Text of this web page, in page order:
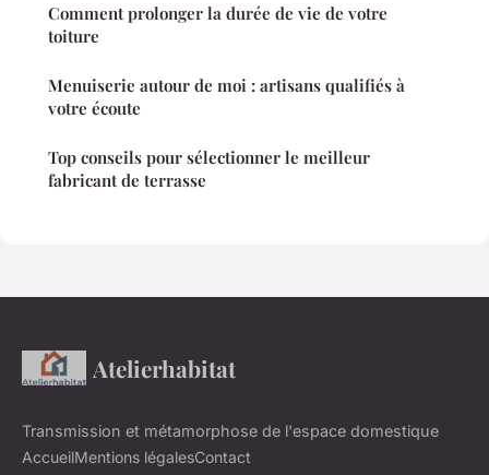
Comment prolonger la durée de vie de votre
toiture
Menuiserie autour de moi : artisans qualifiés à
votre écoute
Top conseils pour sélectionner le meilleur
fabricant de terrasse
Atelierhabitat
Transmission et métamorphose de l'espace domestique
AccueilMentions légalesContact